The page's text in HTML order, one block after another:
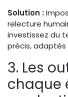
Solution :
relecture
investissez du
précis,
3. Les
chaque